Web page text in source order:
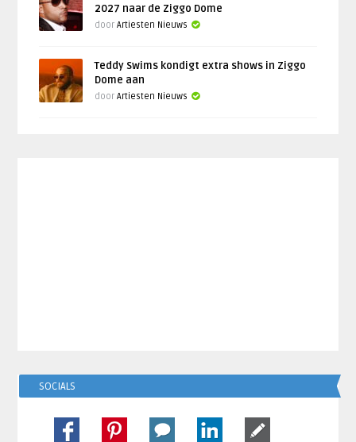
2027 naar de Ziggo Dome
doorArtiesten Nieuws
Teddy Swims kondigt extra shows in Ziggo
Dome aan
doorArtiesten Nieuws
SOCIALS